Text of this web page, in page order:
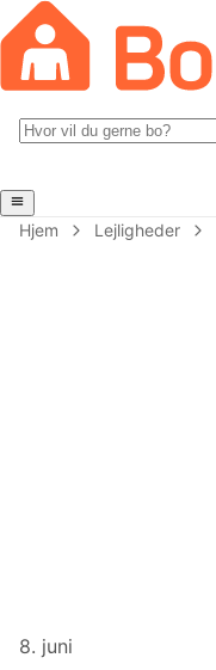
Hjem Lejligheder
8. juni